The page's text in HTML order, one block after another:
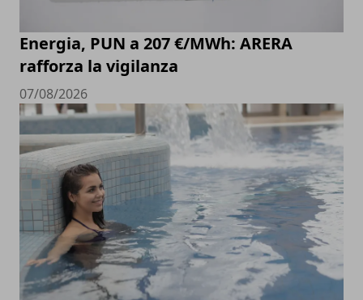
Energia, PUN a 207 €/MWh: ARERA
rafforza la vigilanza
07/08/2026